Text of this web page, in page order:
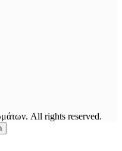
All rights reserved.